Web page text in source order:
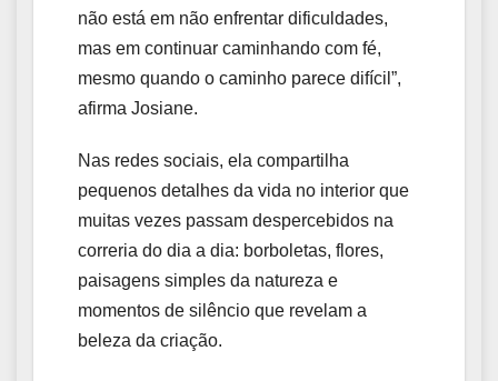
não está em não enfrentar dificuldades,
mas em continuar caminhando com fé,
mesmo quando o caminho parece difícil”,
afirma Josiane.
Nas redes sociais, ela compartilha
pequenos detalhes da vida no interior que
muitas vezes passam despercebidos na
correria do dia a dia: borboletas, flores,
paisagens simples da natureza e
momentos de silêncio que revelam a
beleza da criação.